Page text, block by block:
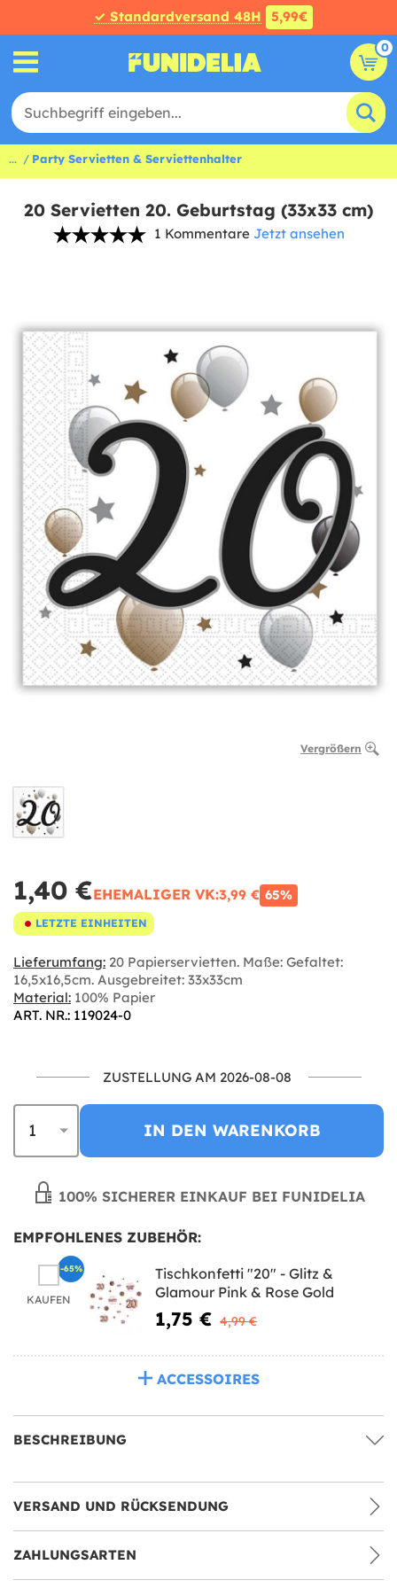
✓ Standardversand 48H 5,99€
0
... Party Servietten & Serviettenhalter
20 Servietten 20. Geburtstag (33x33 cm)
1 Kommentare Jetzt ansehen
Vergrößern
1,40 €EHEMALIGER VK:3,99 € 65%
LETZTE EINHEITEN
Lieferumfang: 20 Papierservietten. Maße: Gefaltet:
16,5x16,5cm. Ausgebreitet: 33x33cm
Material: 100% Papier
ART. NR.: 119024-0
ZUSTELLUNG AM 2026-08-08
IN DEN WARENKORB
100% SICHERER EINKAUF BEI FUNIDELIA
EMPFOHLENES ZUBEHÖR:
KAUFEN
Tischkonfetti "20" - Glitz &
Glamour Pink & Rose Gold
1,75 € 4,99 €
-65%
ACCESSOIRES
BESCHREIBUNG
VERSAND UND RÜCKSENDUNG
ZAHLUNGSARTEN